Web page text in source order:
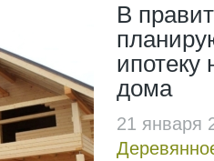
В
ипотеку
дома
21 января